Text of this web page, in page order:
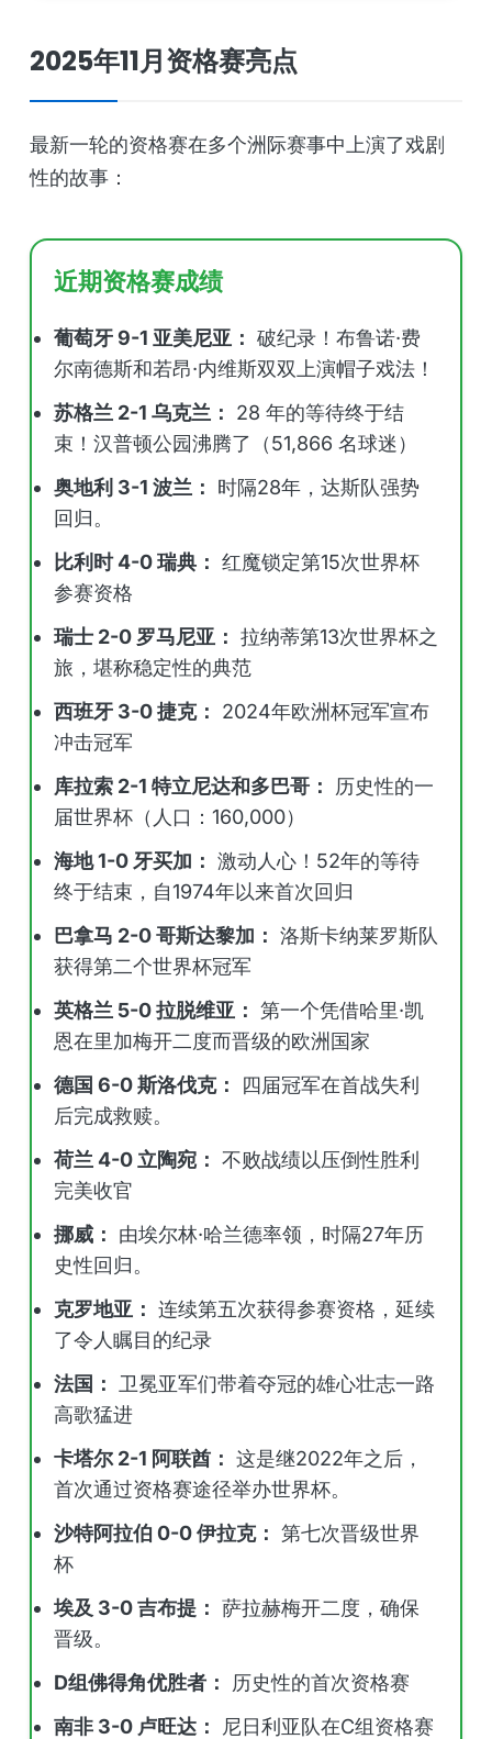
2025年11月资格赛亮点
最新一轮的资格赛在多个洲际赛事中上演了戏剧
性的故事：
近期资格赛成绩
葡萄牙 9-1 亚美尼亚： 破纪录！布鲁诺·费
尔南德斯和若昂·内维斯双双上演帽子戏法！
苏格兰 2-1 乌克兰：
28 年的等待终于结
束！汉普顿公园沸腾了（51,866 名球迷）
奥地利 3-1 波兰：
时隔28年，达斯队强势
回归。
比利时 4-0 瑞典： 红魔锁定第15次世界杯
参赛资格
瑞士 2-0 罗马尼亚： 拉纳蒂第13次世界杯之
旅，堪称稳定性的典范
西班牙 3-0 捷克：
2024年欧洲杯冠军宣布
冲击冠军
库拉索 2-1 特立尼达和多巴哥：
历史性的一
届世界杯（人口：160,000）
海地 1-0 牙买加： 激动人心！52年的等待
终于结束，自1974年以来首次回归
巴拿马 2-0 哥斯达黎加： 洛斯卡纳莱罗斯队
获得第二个世界杯冠军
英格兰 5-0 拉脱维亚： 第一个凭借哈里·凯
恩在里加梅开二度而晋级的欧洲国家
德国 6-0 斯洛伐克：
四届冠军在首战失利
后完成救赎。
荷兰 4-0 立陶宛： 不败战绩以压倒性胜利
完美收官
挪威：
由埃尔林·哈兰德率领，时隔27年历
史性回归。
克罗地亚： 连续第五次获得参赛资格，延续
了令人瞩目的纪录
法国：
卫冕亚军们带着夺冠的雄心壮志一路
高歌猛进
卡塔尔 2-1 阿联酋： 这是继2022年之后，
首次通过资格赛途径举办世界杯。
沙特阿拉伯 0-0 伊拉克： 第七次晋级世界
杯
埃及 3-0 吉布提： 萨拉赫梅开二度，确保
晋级。
D组佛得角优胜者：
历史性的首次资格赛
南非 3-0 卢旺达：
尼日利亚队在C组资格赛